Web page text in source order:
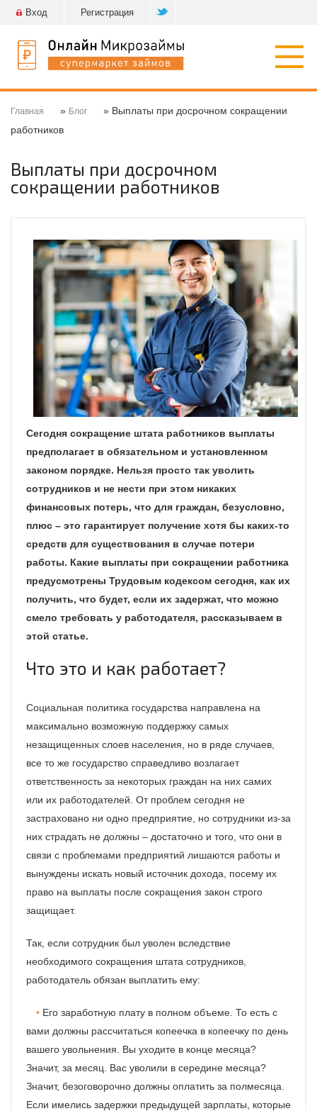
Вход Регистрация
Главная » Блог
» Выплаты при досрочном сокращении
работников
Выплаты при досрочном
сокращении работников
Сегодня сокращение штата работников выплаты
предполагает в обязательном и установленном
законом порядке. Нельзя просто так уволить
сотрудников и не нести при этом никаких
финансовых потерь, что для граждан, безусловно,
плюс – это гарантирует получение хотя бы каких-то
средств для существования в случае потери
работы. Какие выплаты при сокращении работника
предусмотрены Трудовым кодексом сегодня, как их
получить, что будет, если их задержат, что можно
смело требовать у работодателя, рассказываем в
этой статье.
Что это и как работает?
Социальная политика государства направлена на
максимально возможную поддержку самых
незащищенных слоев населения, но в ряде случаев,
все то же государство справедливо возлагает
ответственность за некоторых граждан на них самих
или их работодателей. От проблем сегодня не
застраховано ни одно предприятие, но сотрудники из-за
них страдать не должны – достаточно и того, что они в
связи с проблемами предприятий лишаются работы и
вынуждены искать новый источник дохода, посему их
право на выплаты после сокращения закон строго
защищает.
Так, если сотрудник был уволен вследствие
необходимого сокращения штата сотрудников,
работодатель обязан выплатить ему:
Его заработную плату в полном объеме. То есть с
вами должны рассчитаться копеечка в копеечку по день
вашего увольнения. Вы уходите в конце месяца?
Значит, за месяц. Вас уволили в середине месяца?
Значит, безоговорочно должны оплатить за полмесяца.
Если имелись задержки предыдущей зарплаты, которые